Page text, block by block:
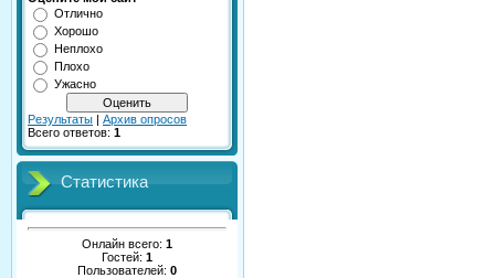
Отлично
Хорошо
Неплохо
Плохо
Ужасно
Результаты | Архив опросов
Всего ответов: 1
Статистика
Онлайн всего: 1
Гостей: 1
Пользователей: 0